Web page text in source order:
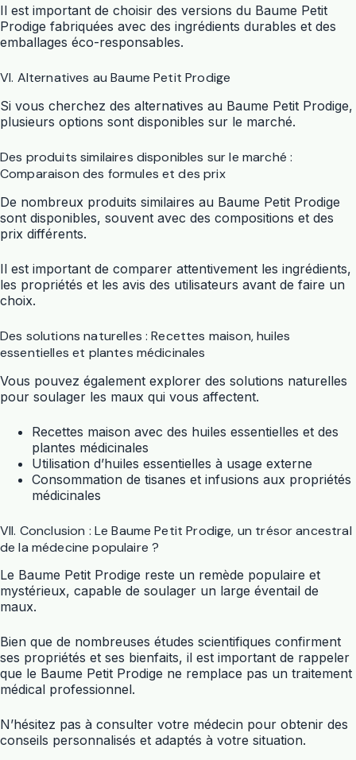
Il est important de choisir des versions du Baume Petit
Prodige fabriquées avec des ingrédients durables et des
emballages éco-responsables.
VI. Alternatives au Baume Petit Prodige
Si vous cherchez des alternatives au Baume Petit Prodige,
plusieurs options sont disponibles sur le marché.
Des produits similaires disponibles sur le marché :
Comparaison des formules et des prix
De nombreux produits similaires au Baume Petit Prodige
sont disponibles, souvent avec des compositions et des
prix différents.
Il est important de comparer attentivement les ingrédients,
les propriétés et les avis des utilisateurs avant de faire un
choix.
Des solutions naturelles : Recettes maison, huiles
essentielles et plantes médicinales
Vous pouvez également explorer des solutions naturelles
pour soulager les maux qui vous affectent.
Recettes maison avec des huiles essentielles et des
plantes médicinales
Utilisation d’huiles essentielles à usage externe
Consommation de tisanes et infusions aux propriétés
médicinales
VII. Conclusion : Le Baume Petit Prodige, un trésor ancestral
de la médecine populaire ?
Le Baume Petit Prodige reste un remède populaire et
mystérieux, capable de soulager un large éventail de
maux.
Bien que de nombreuses études scientifiques confirment
ses propriétés et ses bienfaits, il est important de rappeler
que le Baume Petit Prodige ne remplace pas un traitement
médical professionnel.
N’hésitez pas à consulter votre médecin pour obtenir des
conseils personnalisés et adaptés à votre situation.